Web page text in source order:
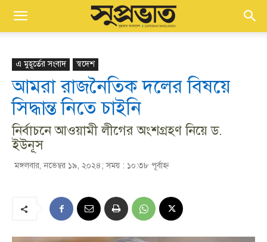
এ মুহূর্তের সংবাদ স্বদেশ
আমরা রাজনৈতিক দলের বিষয়ে
সিদ্ধান্ত নিতে চাইনি
নির্বাচনে আওয়ামী লীগের অংশগ্রহণ নিয়ে ড.
ইউনূস
মঙ্গলবার, নভেম্বর ১৯, ২০২৪; সময় : ১০:৩৮ পূর্বাহ্ণ